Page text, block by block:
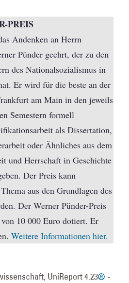
PREIS
Andenken an Herrn
Pünder geehrt, der zu den
des Nationalsozialismus in
Er wird für die beste an der
am Main in den jeweils
Semestern formell
als Dissertation,
oder Ähnliches aus dem
und Herrschaft in Geschichte
Der Preis kann
aus den Grundlagen des
Der Werner Pünder-Preis
10 000 Euro dotiert. Er
Weitere Informationen hier.
, UniReport 4.23 -